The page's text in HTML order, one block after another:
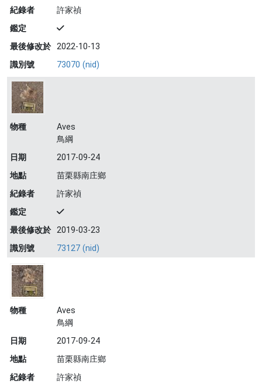
紀錄者
許家禎
鑑定
最後修改於 2022-10-13
識別號
73070 (nid)
物種
Aves
鳥綱
日期
2017-09-24
地點
苗栗縣南庄鄉
紀錄者
許家禎
鑑定
最後修改於 2019-03-23
識別號
73127 (nid)
物種
Aves
鳥綱
日期
2017-09-24
地點
苗栗縣南庄鄉
紀錄者
許家禎